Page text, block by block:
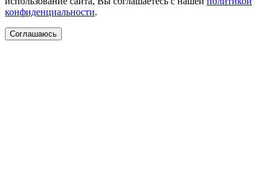
конфиденциальности.
Соглашаюсь